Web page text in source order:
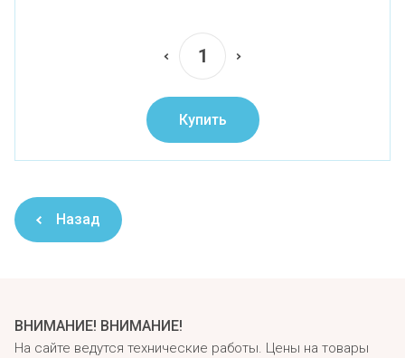
Купить
Назад
ВНИМАНИЕ! ВНИМАНИЕ!
На сайте ведутся технические работы. Цены на товары